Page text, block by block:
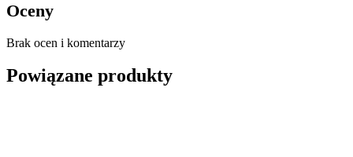
Oceny
Brak ocen i komentarzy
Powiązane produkty